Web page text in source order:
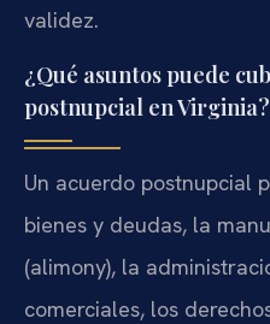
validez.
¿Qué asuntos puede
postnupcial en Virginia?
Un acuerdo postnupcial
bienes y deudas, la
(alimony), la
comerciales, los